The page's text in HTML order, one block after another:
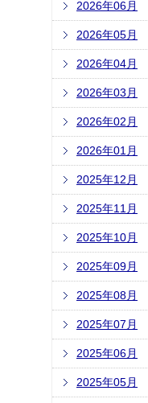
2026年06月
2026年05月
2026年04月
2026年03月
2026年02月
2026年01月
2025年12月
2025年11月
2025年10月
2025年09月
2025年08月
2025年07月
2025年06月
2025年05月